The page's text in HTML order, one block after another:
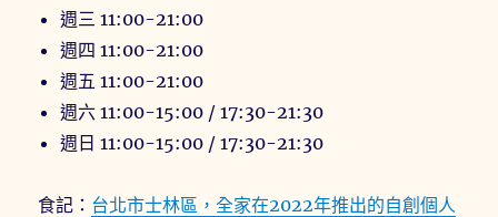
週三 11:00-21:00
週四 11:00-21:00
週五 11:00-21:00
週六 11:00-15:00 / 17:30-21:30
週日 11:00-15:00 / 17:30-21:30
食記： 台北市士林區，全家在2022年推出的自創個人